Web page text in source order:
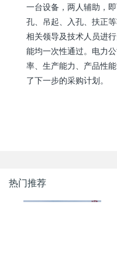
一台设备，两人辅助，
孔、吊起、入孔、扶正
相关领导及技术人员进
能均一次性通过。电力
率、生产能力、产品性
了下一步的采购计划。
热门推荐